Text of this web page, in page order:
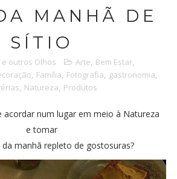
MANHÃ DE
SÍTIO
e outros Olhos Arte, Bem Estar,
, Família, Fotografia, gastronomia,
, Natureza, Produtos
acordar num lugar em meio à Natureza
e tomar
manhã repleto de gostosuras?